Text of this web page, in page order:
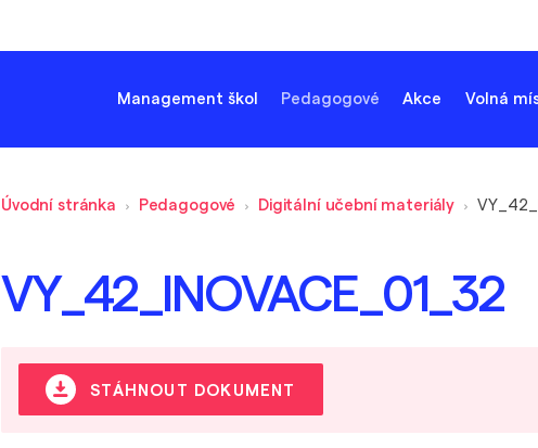
Management škol Pedagogové Akce Volná
Úvodní stránka Pedagogové Digitální učební materiály
VY_42_INOVACE_01_32
STÁHNOUT DOKUMENT